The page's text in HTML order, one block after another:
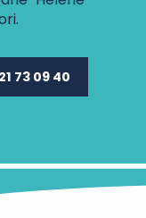
73 09 40